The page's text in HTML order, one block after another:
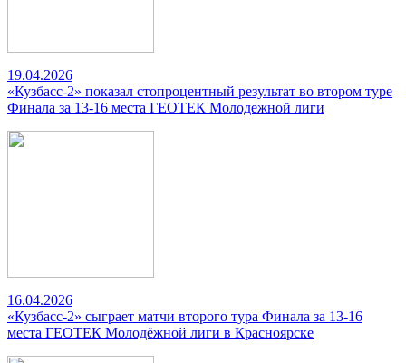
19.04.2026
«Кузбасс-2» показал стопроцентный результат во втором туре
Финала за 13-16 места ГЕОТЕК Молодежной лиги
16.04.2026
«Кузбасс-2» сыграет матчи второго тура Финала за 13-16
места ГЕОТЕК Молодёжной лиги в Красноярске